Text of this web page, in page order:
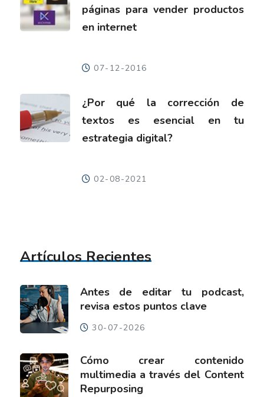
páginas para vender productos
en internet
07-12-2016
¿Por qué la corrección de
textos es esencial en tu
estrategia digital?
02-08-2021
Artículos Recientes
Antes de editar tu podcast,
revisa estos puntos clave
30-07-2026
Cómo crear contenido
multimedia a través del Content
Repurposing